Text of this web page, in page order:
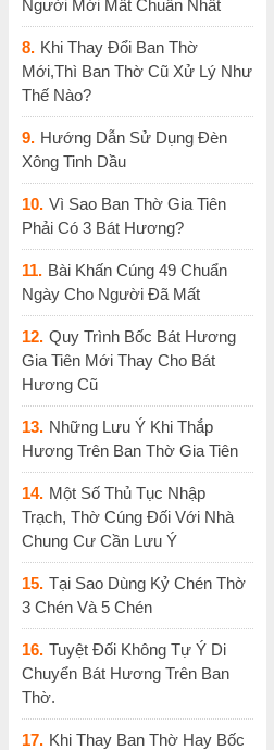
Người Mới Mất Chuẩn Nhất
8. Khi Thay Đổi Ban Thờ
Mới,thì Ban Thờ Cũ Xử Lý Như
Thế Nào?
9. Hướng Dẫn Sử Dụng Đèn
Xông Tinh Dầu
10. Vì Sao Ban Thờ Gia Tiên
Phải Có 3 Bát Hương?
11. Bài Khấn Cúng 49 Chuẩn
Ngày Cho Người Đã Mất
12. Quy Trình Bốc Bát Hương
Gia Tiên Mới Thay Cho Bát
Hương Cũ
13. Những Lưu Ý Khi Thắp
Hương Trên Ban Thờ Gia Tiên
14. Một Số Thủ Tục Nhập
Trạch, Thờ Cúng Đối Với Nhà
Chung Cư Cần Lưu Ý
15. Tại Sao Dùng Kỷ Chén Thờ
3 Chén Và 5 Chén
16. Tuyệt Đối Không Tự Ý Di
Chuyển Bát Hương Trên Ban
Thờ.
17. Khi Thay Ban Thờ Hay Bốc